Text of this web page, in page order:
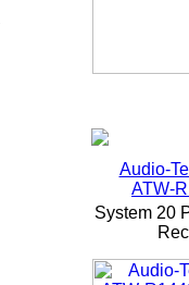
Audio-
ATW-
System 20